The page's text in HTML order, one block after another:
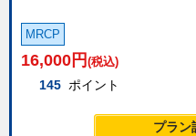
MRCP
16,000 円 (税込)
145 ポイント
プラン